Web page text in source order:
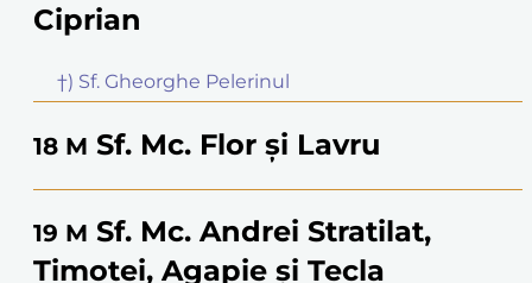
Ciprian
†) Sf. Gheorghe Pelerinul
18 M Sf. Mc. Flor și Lavru
19 M Sf. Mc. Andrei Stratilat,
Timotei, Agapie și Tecla